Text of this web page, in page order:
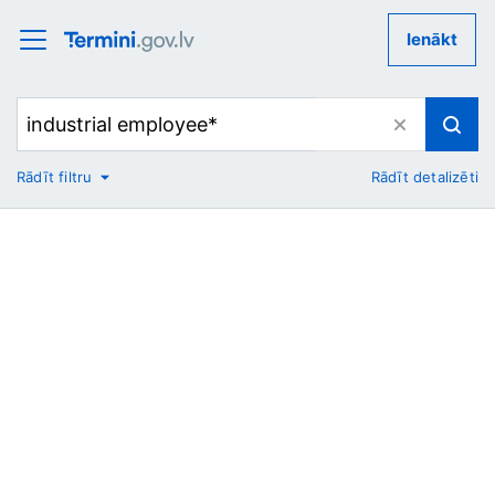
Ienākt
No
Rādīt filtru Rādīt detalizēti